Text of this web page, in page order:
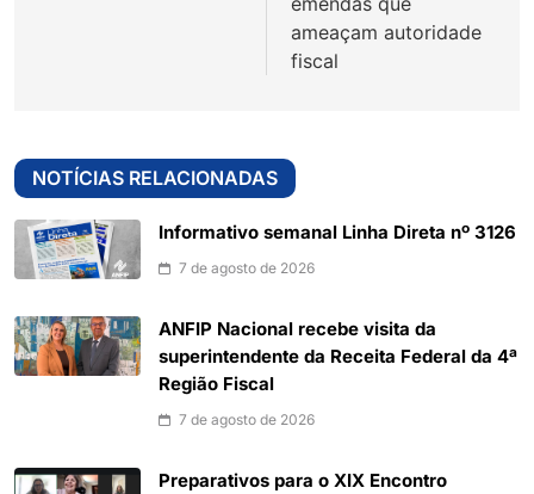
ameaçam autoridade
fiscal
NOTÍCIAS RELACIONADAS
Informativo semanal Linha Direta nº 3126
7 de agosto de 2026
ANFIP Nacional recebe visita da
superintendente da Receita Federal da 4ª
Região Fiscal
7 de agosto de 2026
Preparativos para o XIX Encontro